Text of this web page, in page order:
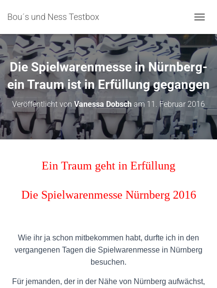
Bou´s und Ness Testbox
Die Spielwarenmesse in Nürnberg-
ein Traum ist in Erfüllung gegangen
Veröffentlicht von Vanessa Dobsch am 11. Februar 2016
Ein Traum geht in Erfüllung
Die Spielwarenmesse Nürnberg 2016
Wie ihr ja schon mitbekommen habt, durfte ich in den
vergangenen Tagen die Spielwarenmesse in Nürnberg
besuchen.
Für jemanden, der in der Nähe von Nürnberg aufwächst,